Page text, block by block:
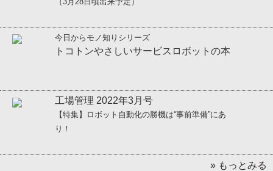
今日からモノ知りシリーズ
トコトンやさしいサービスロボットの本
工場管理 2022年3月号
【特集】ロボット自動化の勝機は“事前準備”にあ
り！
» もっとみる